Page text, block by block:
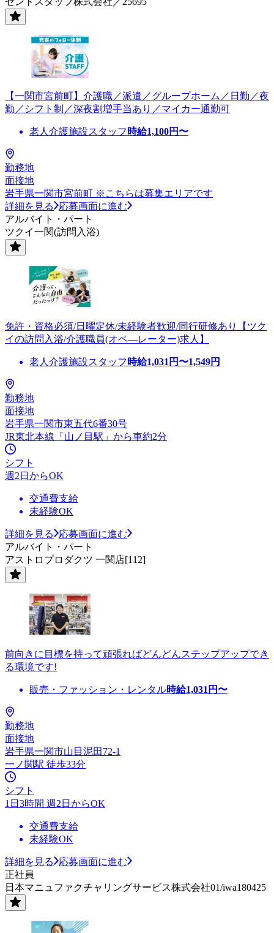
【一関市宮前町】介護職／派遣／グループホーム／日勤／夜
勤／シフト制／深夜割増手当あり／マイカー通勤可
老人介護施設スタッフ 時給1,100円〜
勤務地
面接地
岩手県一関市宮前町 ※こちらは募集エリアです
詳細を見る
応募画面に進む
アルバイト・パート
ツクイ一関(訪問入浴)
免許・資格必須/日曜定休/未経験者歓迎/同行研修あり【ツク
イの訪問入浴/介護職員(オペ―レーター)求人】
老人介護施設スタッフ 時給1,031 円〜1,549円
勤務地
面接地
岩手県一関市東五代6番30号
JR東北本線「山ノ目駅」から車約2分
シフト
週2日からOK
交通費支給
未経験OK
詳細を見る
応募画面に進む
アルバイト・パート
アストロプロダクツ 一関店[112]
前向きに目標を持って頑張ればどんどんステップアップでき
る環境です!
販売・ファッション・レンタル時給1,031 円〜
勤務地
面接地
岩手県一関市山目泥田72-1
一ノ関駅 徒歩33分
シフト
1日3時間 週2日からOK
交通費支給
未経験OK
詳細を見る
応募画面に進む
正社員
日本マニュファクチャリングサービス株式会社01/iwa180425